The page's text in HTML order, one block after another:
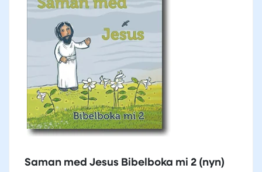
Saman med Jesus Bibelboka mi 2 (nyn)